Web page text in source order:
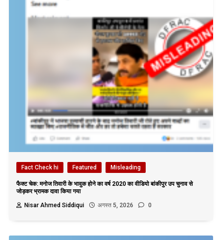
Fact Check hi Featured Misleading
फैक्ट चेक: मनोज तिवारी के भावुक होने का वर्ष 2020 का वीडियो बांकीपुर उप चुनाव से
जोड़कर भ्रामक दावा किया गया
Nisar Ahmed Siddiqui
अगस्त 5, 2026 0